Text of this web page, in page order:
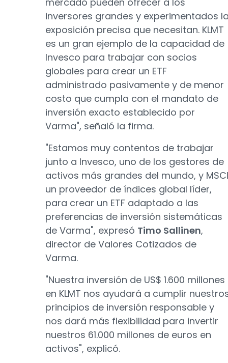
inversores grandes y experimentados
exposición precisa que necesitan. KLMT
es un gran ejemplo de la capacidad de
Invesco para trabajar con socios
globales para crear un ETF
administrado pasivamente y de menor
costo que cumpla con el mandato de
inversión exacto establecido por
Varma", señaló la firma.
"Estamos muy contentos de trabajar
junto a Invesco, uno de los gestores de
activos más grandes del mundo, y
un proveedor de índices global líder,
para crear un ETF adaptado a las
preferencias de inversión sistemáticas
de Varma", expresó Timo Sallinen,
director de Valores Cotizados de
Varma.
"Nuestra inversión de US$ 1.600 millones
en KLMT nos ayudará a cumplir
principios de inversión responsable y
nos dará más flexibilidad para invertir
nuestros 61.000 millones de euros en
activos", explicó.